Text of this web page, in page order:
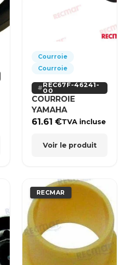
Courroie
Courroie
REC67F-46241-
00
COURROIE
YAMAHA
61.61€TVA incluse
Voir le produit
RECMAR